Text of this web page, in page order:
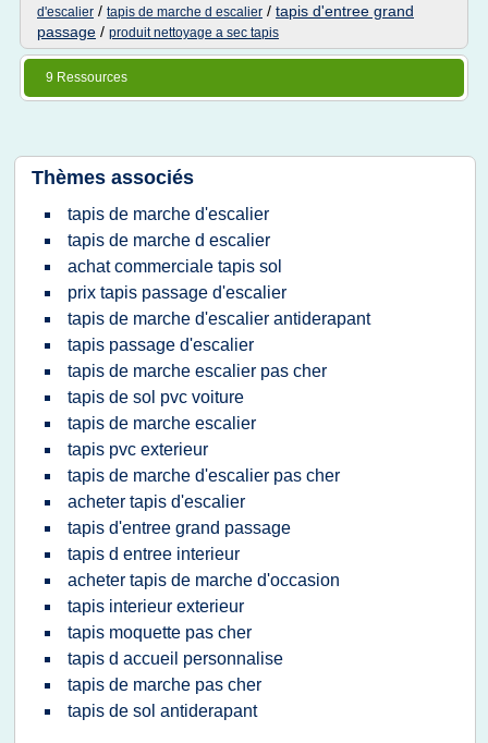
d'escalier / tapis de marche d escalier / tapis d'entree grand
passage / produit nettoyage a sec tapis
9 Ressources
Thèmes associés
tapis de marche d'escalier
tapis de marche d escalier
achat commerciale tapis sol
prix tapis passage d'escalier
tapis de marche d'escalier antiderapant
tapis passage d'escalier
tapis de marche escalier pas cher
tapis de sol pvc voiture
tapis de marche escalier
tapis pvc exterieur
tapis de marche d'escalier pas cher
acheter tapis d'escalier
tapis d'entree grand passage
tapis d entree interieur
acheter tapis de marche d'occasion
tapis interieur exterieur
tapis moquette pas cher
tapis d accueil personnalise
tapis de marche pas cher
tapis de sol antiderapant